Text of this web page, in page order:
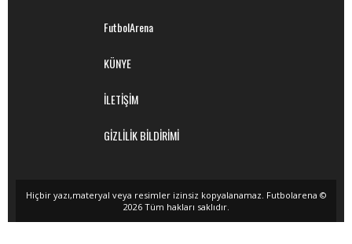
FutbolArena
KÜNYE
İLETİŞİM
GİZLİLİK BİLDİRİMİ
Hiçbir yazı,materyal veya resimler izinsiz kopyalanamaz. Futbolarena ©
2026 Tüm hakları saklıdır.